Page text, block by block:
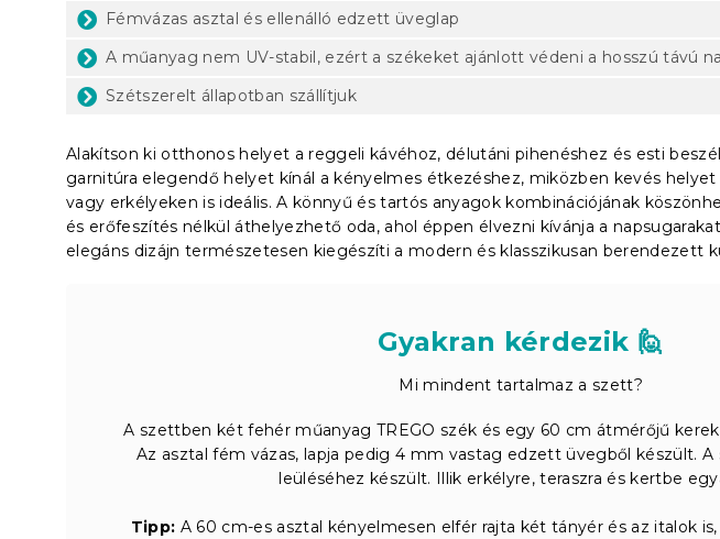
Fémvázas asztal és ellenálló edzett üveglap
A műanyag nem UV-stabil, ezért a székeket ajánlott védeni a hosszú távú
Szétszerelt állapotban szállítjuk
Alakítson ki otthonos helyet a reggeli kávéhoz, délutáni pihenéshez és esti
garnitúra elegendő helyet kínál a kényelmes étkezéshez, miközben kevés
vagy erkélyeken is ideális. A könnyű és tartós anyagok kombinációjának
és erőfeszítés nélkül áthelyezhető oda, ahol éppen élvezni kívánja a
elegáns dizájn természetesen kiegészíti a modern és klasszikusan berendezett
Gyakran kérdezik 🙋
Mi mindent tartalmaz a szett?
A szettben két fehér műanyag TREGO szék és egy 60 cm átmérőjű
Az asztal fém vázas, lapja pedig 4 mm vastag edzett üvegből készült.
leüléséhez készült. Illik erkélyre, teraszra és kertbe
Tipp: A 60 cm-es asztal kényelmesen elfér rajta két tányér és az italok